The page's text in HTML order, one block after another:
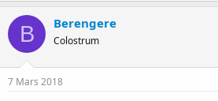
B Berengere
Colostrum
7 Mars 2018